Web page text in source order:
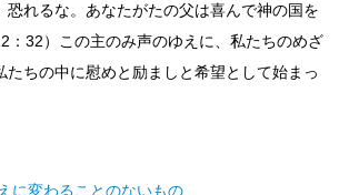
恐れるな。あなたがたの父は喜んで神の国を
：32）この主のみ声のゆえに、私たちのめざ
たちの中に慰めと励ましと希望として始まっ
に変わることのないもの